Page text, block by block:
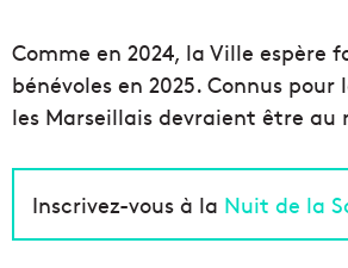
Comme en 2024, la Ville espère
bénévoles en 2025. Connus
les Marseillais devraient être au
Inscrivez-vous à la Nuit de la